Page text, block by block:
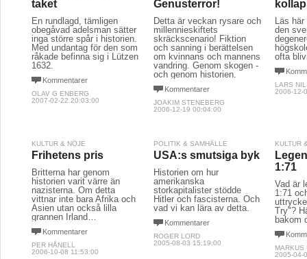
taket
En rundlagd, tämligen
obegåvad adelsman sätter
inga större spår i historien.
Med undantag för den som
råkade befinna sig i Lützen
1632.
Kommentarer
OLAV G ENBERG
2007-02-22 20:03:00
Genusterror!
Detta är veckan rysare och
millennieskiftets
skräckscenario! Fiktion
och sanning i berättelsen
om kvinnans och mannens
vandring. Genom skogen -
och genom historien.
Kommentarer
JOAKIM STENEBERG
2006-12-19 00:04:00
Läs
den
ofta
LARS
2006-12-
KULTUR & NÖJE
Frihetens pris
Britterna har genom
historien varit värre än
nazisterna. Om detta
vittnar inte bara Afrika och
Asien utan också lilla
grannen Irland…
Kommentarer
PER HÅNELL
2006-10-08 11:53:00
POLITIK & SAMHÄLLE
USA:s smutsiga byk
Historien om hur
amerikanska
storkapitalister stödde
Hitler och fascisterna. Och
vad vi kan lära av detta.
Kommentarer
ROGER LORD
2005-08-03 15:19:00
KULTUR
1:71
Vad är
1:71
Try"?
bakom
MARKUS
2005-04-